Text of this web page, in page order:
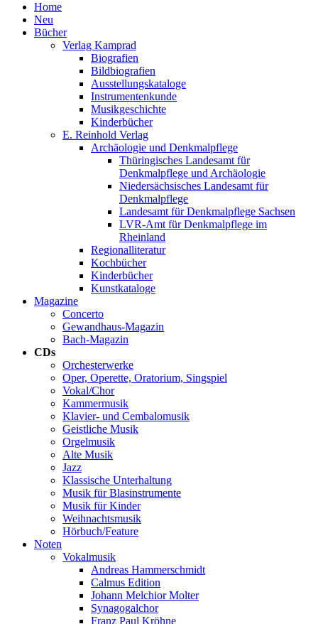
Home
Neu
Bücher
Verlag Kamprad
Biografien
Bildbiografien
Ausstellungskataloge
Instrumentenkunde
Musikgeschichte
Kinderbücher
E. Reinhold Verlag
Archäologie und Denkmalpflege
Thüringisches Landesamt für
Denkmalpflege und Archäologie
Niedersächsisches Landesamt für
Denkmalpflege
Landesamt für Denkmalpflege Sachsen
LVR-Amt für Denkmalpflege im
Rheinland
Regionalliteratur
Kochbücher
Kinderbücher
Kunstkataloge
Magazine
Concerto
Gewandhaus-Magazin
Bach-Magazin
CDs
Orchesterwerke
Oper, Operette, Oratorium, Singspiel
Vokal/Chor
Kammermusik
Klavier- und Cembalomusik
Geistliche Musik
Orgelmusik
Alte Musik
Jazz
Klassische Unterhaltung
Musik für Blasinstrumente
Musik für Kinder
Weihnachtsmusik
Hörbuch/Feature
Noten
Vokalmusik
Andreas Hammerschmidt
Calmus Edition
Johann Melchior Molter
Synagogalchor
Franz Paul Kröhne